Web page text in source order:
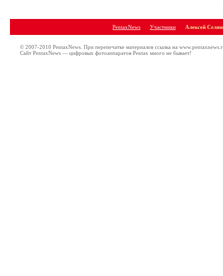
PentaxNews Участники Алексей
© 2007-2010 PentaxNews. При перепечатке материалов ссылка на
Сайт PentaxNews — цифровых фотоаппаратов Pentax много не бывает!